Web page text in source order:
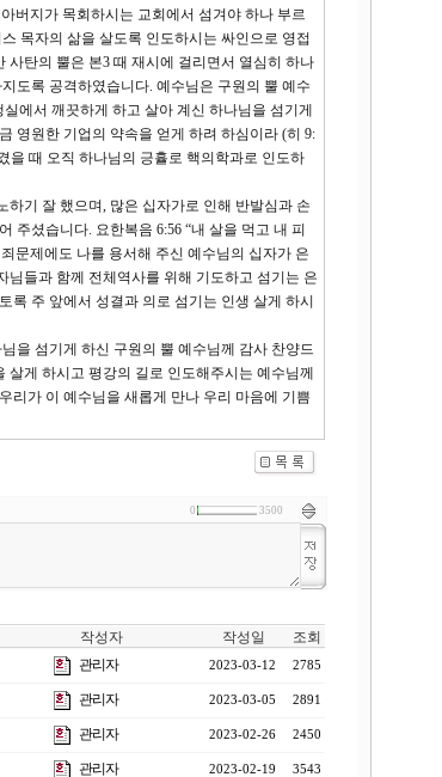
버지가 목회하시는 교회에서 섬겨야 하나 부르
목자의 삶을 살도록 인도하시는 싸인으로 영접
탄의 뿔은 본3 때 재시에 걸리면서 열심히 하나
도록 공격하였습니다. 예수님은 구원의 뿔 예수
에서 깨끗하게 하고 살아 계신 하나님을 섬기게
영원한 기업의 약속을 얻게 하려 하심이라 (히 9:
을 때 오직 하나님의 긍휼로 핵의학과로 인도하
기 잘 했으며, 많은 십자가로 인해 반발심과 손
주셨습니다. 요한복음 6:56 “내 살을 먹고 내 피
문제에도 나를 용서해 주신 예수님의 십자가 은
들과 함께 전체역사를 위해 기도하고 섬기는 은
주 앞에서 성결과 의로 섬기는 인생 살게 하시
을 섬기게 하신 구원의 뿔 예수님께 감사 찬양드
게 하시고 평강의 길로 인도해주시는 예수님께
리가 이 예수님을 새롭게 만나 우리 마음에 기쁨
0 3500
작성자 작성일 조회
관리자 2023-03-12 2785
관리자 2023-03-05 2891
관리자 2023-02-26 2450
관리자 2023-02-19 3543